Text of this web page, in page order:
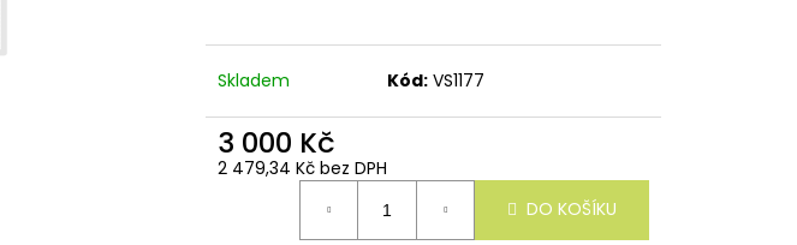
Skladem Kód: VS1177
3 000 Kč
2 479,34 Kč bez DPH
DO KOŠÍKU